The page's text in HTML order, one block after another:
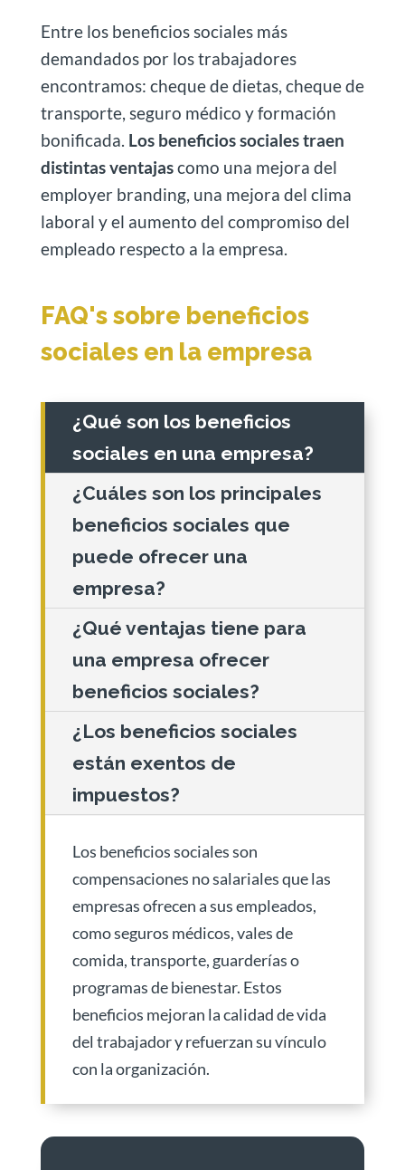
Entre los beneficios sociales más
demandados por los trabajadores
encontramos: cheque de dietas, cheque de
transporte, seguro médico y formación
bonificada. Los beneficios sociales traen
distintas ventajascomo una mejora del
employer branding, una mejora del clima
laboral y el aumento del compromiso del
empleado respecto a la empresa.
FAQ's sobre beneficios
sociales en la empresa
¿Qué son los beneficios
sociales en una empresa?
¿Cuáles son los principales
beneficios sociales que
puede ofrecer una
empresa?
¿Qué ventajas tiene para
una empresa ofrecer
beneficios sociales?
¿Los beneficios sociales
están exentos de
impuestos?
Los beneficios sociales son
compensaciones no salariales que las
empresas ofrecen a sus empleados,
como seguros médicos, vales de
comida, transporte, guarderías o
programas de bienestar. Estos
beneficios mejoran la calidad de vida
del trabajador y refuerzan su vínculo
con la organización.